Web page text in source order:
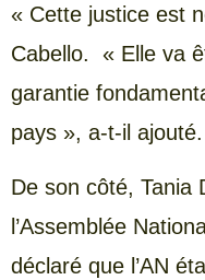
« Cette justice est
Cabello. « Elle va
garantie
pays », a-t-il ajouté.
De son côté, Tania
l’Assemblée
déclaré que l’AN